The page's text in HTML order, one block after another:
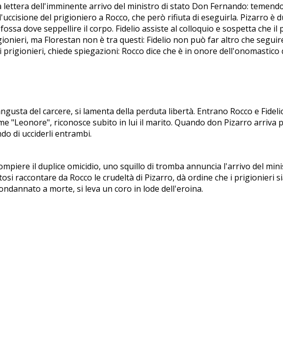
dell'imminente arrivo del ministro di stato Don Fernando:
del prigioniero a Rocco, che però rifiuta di eseguirla. Pizarro
dove seppellire il corpo. Fidelio assiste al colloquio e sospetta che
ma Florestan non è tra questi: Fidelio non può far altro che
chiede spiegazioni: Rocco dice che è in onore
del carcere, si lamenta della perduta libertà. Entrano Rocco e
"Leonore", riconosce subito in lui il marito. Quando don Pizarro
di ucciderli entrambi.
il duplice omicidio, uno squillo di tromba annuncia l'arrivo del
raccontare da Rocco le crudeltà di Pizarro, dà ordine che i prigionieri
a morte, si leva un coro in lode dell'eroina.